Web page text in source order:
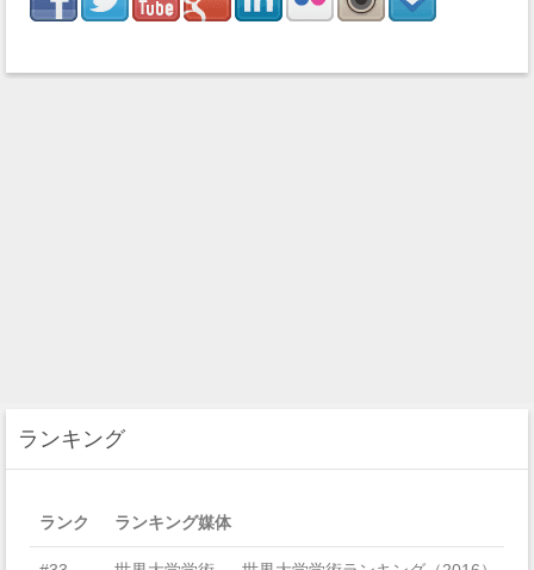
ランキング
ランク ランキング媒体